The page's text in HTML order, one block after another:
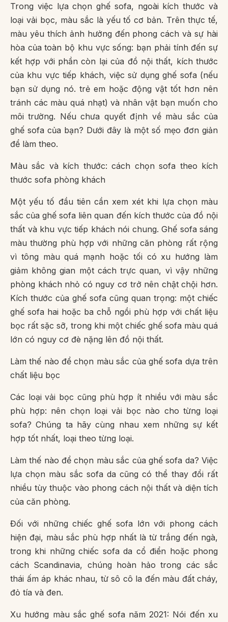
Trong việc lựa chọn ghế sofa, ngoài kích thước và
loại vải bọc, màu sắc là yếu tố cơ bản. Trên thực tế,
màu yêu thích ảnh hưởng đến phong cách và sự hài
hòa của toàn bộ khu vực sống: bạn phải tính đến sự
kết hợp với phần còn lại của đồ nội thất, kích thước
của khu vực tiếp khách, việc sử dụng ghế sofa (nếu
bạn sử dụng nó. trẻ em hoặc động vật tốt hơn nên
tránh các màu quá nhạt) và nhân vật bạn muốn cho
môi trường. Nếu chưa quyết định về màu sắc của
ghế sofa của bạn? Dưới đây là một số mẹo đơn giản
để làm theo.
Màu sắc và kích thước: cách chọn sofa theo kích
thước sofa phòng khách
Một yếu tố đầu tiên cần xem xét khi lựa chọn màu
sắc của ghế sofa liên quan đến kích thước của đồ nội
thất và khu vực tiếp khách nói chung. Ghế sofa sáng
màu thường phù hợp với những căn phòng rất rộng
vì tông màu quá mạnh hoặc tối có xu hướng làm
giảm không gian một cách trực quan, vì vậy những
phòng khách nhỏ có nguy cơ trở nên chật chội hơn.
Kích thước của ghế sofa cũng quan trọng: một chiếc
ghế sofa hai hoặc ba chỗ ngồi phù hợp với chất liệu
bọc rất sặc sỡ, trong khi một chiếc ghế sofa màu quá
lớn có nguy cơ đè nặng lên đồ nội thất.
Làm thế nào để chọn màu sắc của ghế sofa dựa trên
chất liệu bọc
Các loại vải bọc cũng phù hợp ít nhiều với màu sắc
phù hợp: nên chọn loại vải bọc nào cho từng loại
sofa? Chúng ta hãy cùng nhau xem những sự kết
hợp tốt nhất, loại theo từng loại.
Làm thế nào để chọn màu sắc của ghế sofa da? Việc
lựa chọn màu sắc sofa da cũng có thể thay đổi rất
nhiều tùy thuộc vào phong cách nội thất và diện tích
của căn phòng.
Đối với những chiếc ghế sofa lớn với phong cách
hiện đại, màu sắc phù hợp nhất là từ trắng đến ngà,
trong khi những chiếc sofa da cổ điển hoặc phong
cách Scandinavia, chúng hoàn hảo trong các sắc
thái ấm áp khác nhau, từ sô cô la đến màu đất cháy,
đỏ tía và đen.
Xu hướng màu sắc ghế sofa năm 2021: Nói đến xu